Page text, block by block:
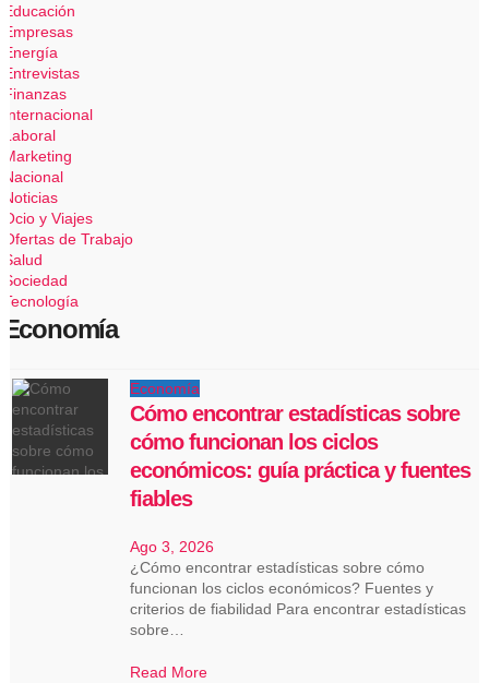
Educación
Empresas
Energía
Entrevistas
Finanzas
Internacional
Laboral
Marketing
Nacional
Noticias
Ocio y Viajes
Ofertas de Trabajo
Salud
Sociedad
Tecnología
Economía
Economía
Cómo encontrar estadísticas sobre
cómo funcionan los ciclos
económicos: guía práctica y fuentes
fiables
Ago 3, 2026
¿Cómo encontrar estadísticas sobre cómo
funcionan los ciclos económicos? Fuentes y
criterios de fiabilidad Para encontrar estadísticas
sobre…
Read More